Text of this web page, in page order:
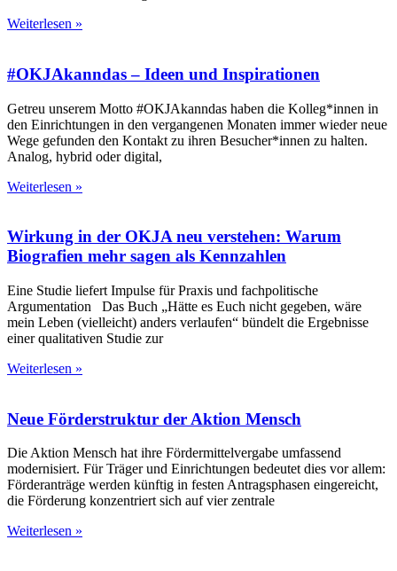
Weiterlesen »
#OKJAkanndas – Ideen und Inspirationen
Getreu unserem Motto #OKJAkanndas haben die Kolleg*innen in
den Einrichtungen in den vergangenen Monaten immer wieder neue
Wege gefunden den Kontakt zu ihren Besucher*innen zu halten.
Analog, hybrid oder digital,
Weiterlesen »
Wirkung in der OKJA neu verstehen: Warum
Biografien mehr sagen als Kennzahlen
Eine Studie liefert Impulse für Praxis und fachpolitische
Argumentation Das Buch „Hätte es Euch nicht gegeben, wäre
mein Leben (vielleicht) anders verlaufen“ bündelt die Ergebnisse
einer qualitativen Studie zur
Weiterlesen »
Neue Förderstruktur der Aktion Mensch
Die Aktion Mensch hat ihre Fördermittelvergabe umfassend
modernisiert. Für Träger und Einrichtungen bedeutet dies vor allem:
Förderanträge werden künftig in festen Antragsphasen eingereicht,
die Förderung konzentriert sich auf vier zentrale
Weiterlesen »